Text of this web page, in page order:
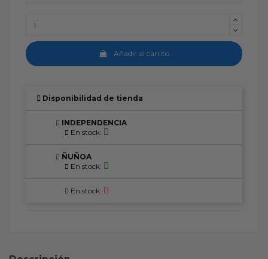
Añadir al carrito
Disponibilidad de tienda
INDEPENDENCIA
En stock:
ÑUÑOA
En stock:
En stock: